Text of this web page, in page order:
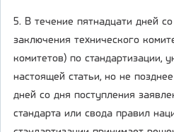
5. В течение пятнадцати дней
заключения технического
комитетов) по стандартизации,
настоящей статьи, но не
дней со дня поступления
стандарта или свода правил